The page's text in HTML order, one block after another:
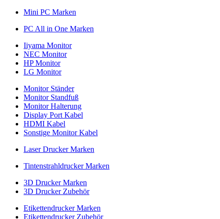
Mini PC Marken
PC All in One Marken
Iiyama Monitor
NEC Monitor
HP Monitor
LG Monitor
Monitor Ständer
Monitor Standfuß
Monitor Halterung
Display Port Kabel
HDMI Kabel
Sonstige Monitor Kabel
Laser Drucker Marken
Tintenstrahldrucker Marken
3D Drucker Marken
3D Drucker Zubehör
Etikettendrucker Marken
Etikettendrucker Zubehör